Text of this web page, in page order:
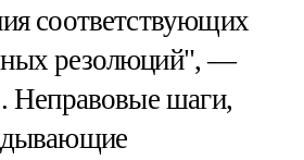
соответствующих
резолюций", —
Неправовые шаги,